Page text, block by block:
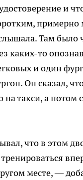
и
Там было
каких-то
и один
Он сказал,
на такси, а потом
что в этом
месте, —